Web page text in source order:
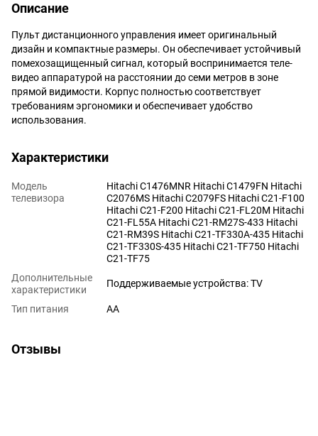
Описание
Пульт дистанционного управления имеет оригинальный
дизайн и компактные размеры. Он обеспечивает устойчивый
помехозащищенный сигнал, который воспринимается теле-
видео аппаратурой на расстоянии до семи метров в зоне
прямой видимости. Корпус полностью соответствует
требованиям эргономики и обеспечивает удобство
использования.
Характеристики
Модель
телевизора
Hitachi C1476MNR Hitachi C1479FN Hitachi
C2076MS Hitachi C2079FS Hitachi C21-F100
Hitachi C21-F200 Hitachi C21-FL20M Hitachi
C21-FL55A Hitachi C21-RM27S-433 Hitachi
C21-RM39S Hitachi C21-TF330A-435 Hitachi
C21-TF330S-435 Hitachi C21-TF750 Hitachi
C21-TF75
Дополнительные
характеристики
Поддерживаемые устройства: TV
Тип питания AA
Отзывы